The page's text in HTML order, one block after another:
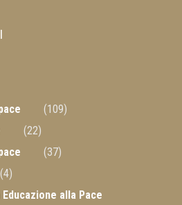
(109)
(22)
(37)
(4)
alla Pace